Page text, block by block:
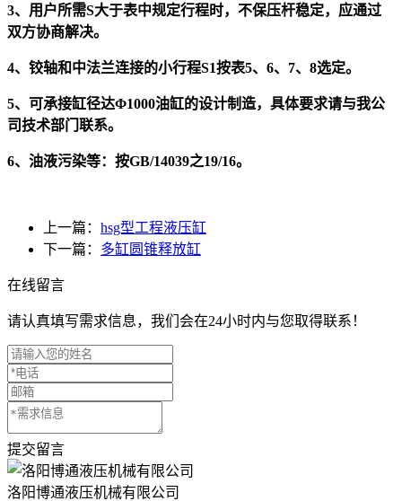
3、用户所需S大于表中规定行程时，不保压杆稳定，应通过
双方协商解决。
4、铰轴和中法兰连接的小行程S1按表5、6、7、8选定。
5、可承接缸径达Φ1000油缸的设计制造，具体要求请与我公
司技术部门联系。
6、油液污染等：按GB/14039之19/16。
上一篇： hsg型工程液压缸
下一篇： 多缸圆锥释放缸
在线留言
请认真填写需求信息，我们会在24小时内与您取得联系！
提交留言
洛阳博通液压机械有限公司